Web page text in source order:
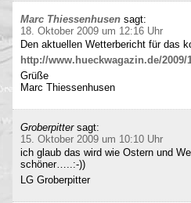
Marc Thiessenhusen sagt:
18. Oktober 2009 um 12:16 Uhr
Den aktuellen Wetterbericht für das
http://www.hueckwagazin.de/2009/
Grüße
Marc Thiessenhusen
Groberpitter sagt:
15. Oktober 2009 um 10:10 Uhr
ich glaub das wird wie Ostern und
schöner…..:-))
LG Groberpitter